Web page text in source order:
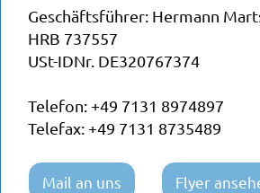
Geschäftsführer: Hermann
HRB 737557
USt-IDNr. DE320767374
Telefon: +49 7131 8974897
Telefax: +49 7131 8735489
Mail an uns Flyer